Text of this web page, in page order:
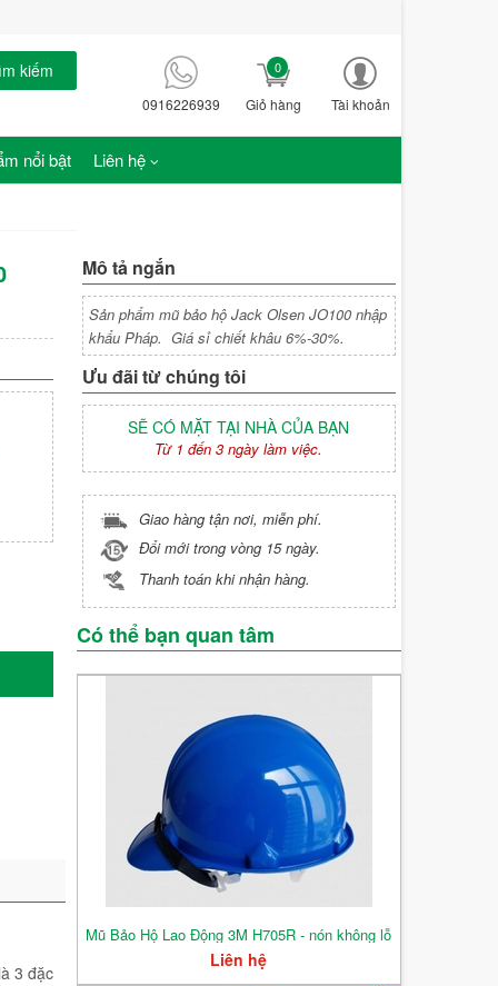
kiếm
0916226939 Giỏ hàng
0
Tài khoản
nổi bật Liên hệ
3 đặc
Mô tả ngắn
Sản phẩm mũ bảo hộ Jack Olsen JO100 nhập
khẩu Pháp. Giá sỉ chiết khâu 6%-30%.
Ưu đãi từ chúng tôi
SẼ CÓ MẶT TẠI NHÀ CỦA BẠN
Từ 1 đến 3 ngày làm việc.
Giao hàng tận nơi, miễn phí.
Đổi mới trong vòng 15 ngày.
Thanh toán khi nhận hàng.
Có thể bạn quan tâm
Mũ Bảo Hộ Lao Động 3M H705R - nón không lỗ
Liên hệ